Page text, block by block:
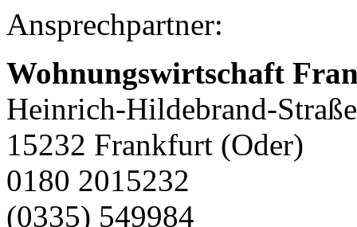
Ansprechpartner:
Wohnungswirtschaft
Heinrich-Hildebrand-
15232 Frankfurt (Oder)
0180 2015232
(0335) 549984